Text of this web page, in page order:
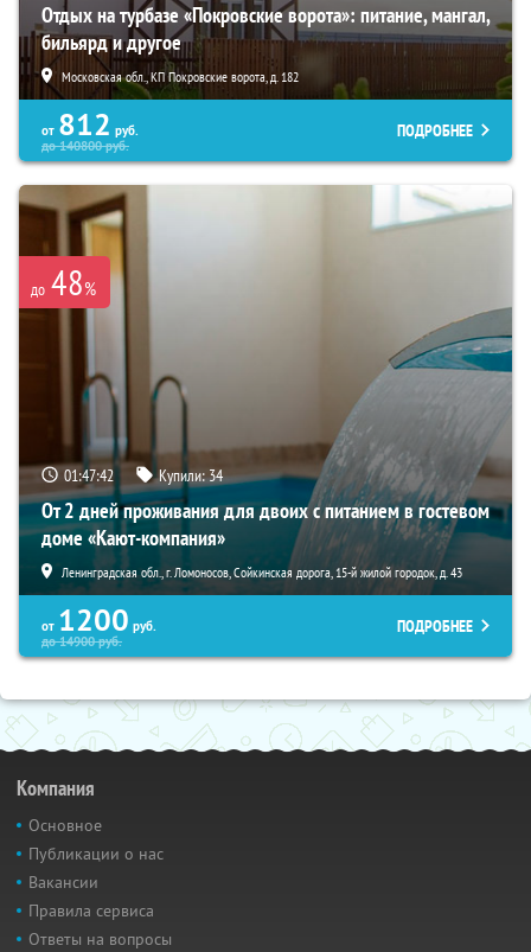
Отдых на турбазе «Покровские ворота»: питание, мангал,
бильярд и другое
Московская обл., КП Покровские ворота, д. 182
от 812 руб.
до140800руб.
ПОДРОБНЕЕ
до 48%
01:47:41 Купили:34
От 2 дней проживания для двоих с питанием в гостевом
доме «Кают-компания»
Ленинградская обл., г. Ломоносов, Сойкинская дорога, 15-й жилой городок, д. 43
от 1200 руб.
до14900руб.
ПОДРОБНЕЕ
Компания
Основное
Публикации о нас
Вакансии
Правила сервиса
Ответы на вопросы